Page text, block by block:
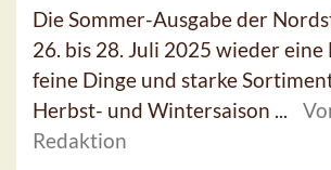
Die Sommer-Ausgabe der
26. bis 28. Juli 2025 wieder
feine Dinge und starke
Herbst- und Wintersaison ...
Redaktion